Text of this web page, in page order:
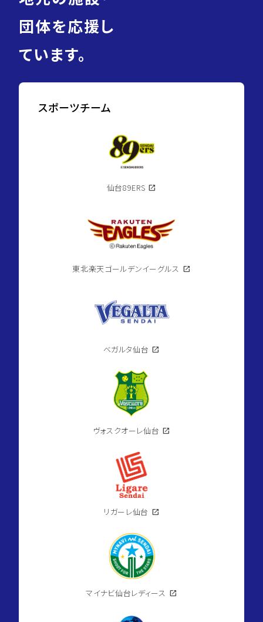
団体を応援し
ています。
スポーツチーム
仙台89ERS open_in_new
東北楽天ゴールデンイーグルス open_in_new
ベガルタ仙台 open_in_new
ヴォスクオーレ仙台 open_in_new
リガーレ仙台 open_in_new
マイナビ仙台レディース open_in_new